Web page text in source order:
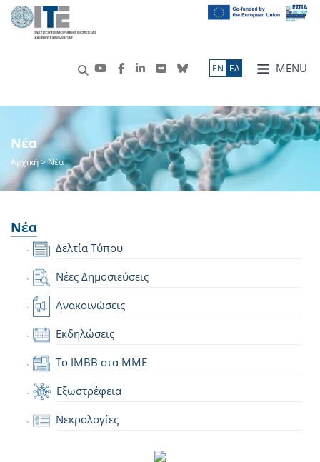
MENU
ΕN ΕΛ
Νέα
Αρχική> Νέα
Νέα
Δελτία Τύπου
Νέες Δημοσιεύσεις
Ανακοινώσεις
Εκδηλώσεις
Το IMBB στα ΜΜΕ
Εξωστρέφεια
Νεκρολογίες